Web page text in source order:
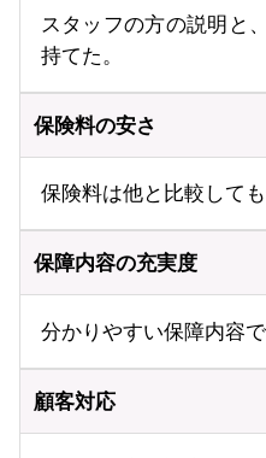
スタッフの方の説明と
持てた。
保険料の安さ
保険料は他と比較しても
保障内容の充実度
分かりやすい保障内容
顧客対応